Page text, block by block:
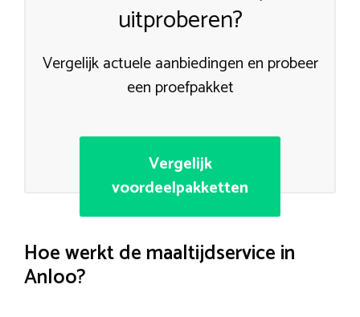
uitproberen?
Vergelijk actuele aanbiedingen en probeer
een proefpakket
Vergelijk
voordeelpakketten
Hoe werkt de maaltijdservice in
Anloo?